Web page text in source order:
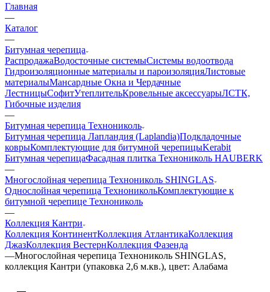
Главная
—
Каталог
—
Битумная черепица
РаспродажаВодосточные системыСистемы водоотвода
Гидроизоляционные материалы и пароизоляцияЛистовые
материалыМансардные Окна и Чердачные
ЛестницыСофитУтеплительКровельные аксессуарыЛСТК,
Гибочные изделия
—
Битумная черепица Технониколь
Битумная черепица Лапландия (Laplandia)Подкладочные
коврыКомплектующие для битумной черепицыKerabit
Битумная черепицаФасадная плитка Технониколь HAUBERK
—
Многослойная черепица Технониколь SHINGLAS
Однослойная черепица ТехноникольКомплектующие к
битумной черепице Технониколь
—
Коллекция Кантри
Коллекция КонтинентКоллекция АтлантикаКоллекция
ДжазКоллекция ВестернКоллекция Фазенда
—Многослойная черепица Технониколь SHINGLAS,
коллекция Кантри (упаковка 2,6 м.кв.), цвет: Алабама